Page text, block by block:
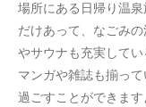
場所にある日帰り温
だけあって、なごみ
やサウナも充実して
マンガや雑誌も揃っ
過ごすことができま